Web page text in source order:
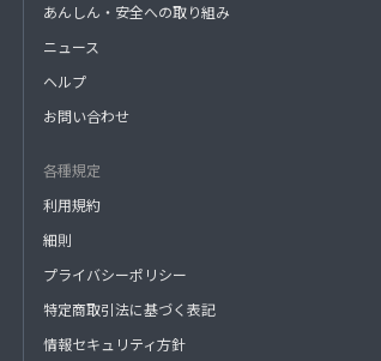
あんしん・安全への取り組み
ニュース
ヘルプ
お問い合わせ
各種規定
利用規約
細則
プライバシーポリシー
特定商取引法に基づく表記
情報セキュリティ方針